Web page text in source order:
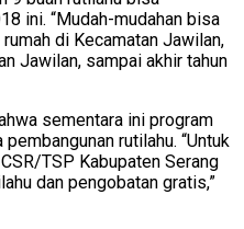
ini. “Mudah-mudahan bisa
di Kecamatan Jawilan,
Jawilan, sampai akhir tahun
sementara ini program
rutilahu. “Untuk
TSP Kabupaten Serang
dan pengobatan gratis,”